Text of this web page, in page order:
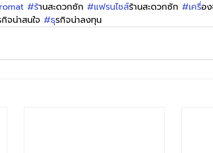
#ร้านสะดวกซัก #แฟรนไชส์ร้านสะดวกซัก #เครอ
จน่าสนใจ #ธุรกิจน่าลงทุน